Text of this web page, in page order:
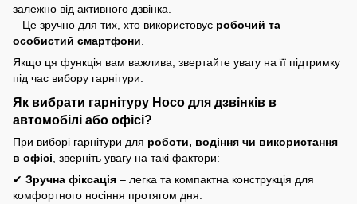
залежно від активного дзвінка.
– Це зручно для тих, хто використовує робочий та
особистий смартфони
Якщо ця функція вам важлива, звертайте увагу на її підтримку
під час вибору гарнітури.
Як вибрати гарнітуру Hoco для дзвінків в
автомобілі або офісі?
При виборі гарнітури для роботи, водіння чи використання
в офісі, зверніть увагу на такі фактори:
✔ Зручна фіксація – легка та компактна конструкція для
комфортного носіння протягом дня.